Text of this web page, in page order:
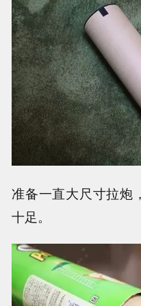
准备一直大尺寸拉炮
十足。